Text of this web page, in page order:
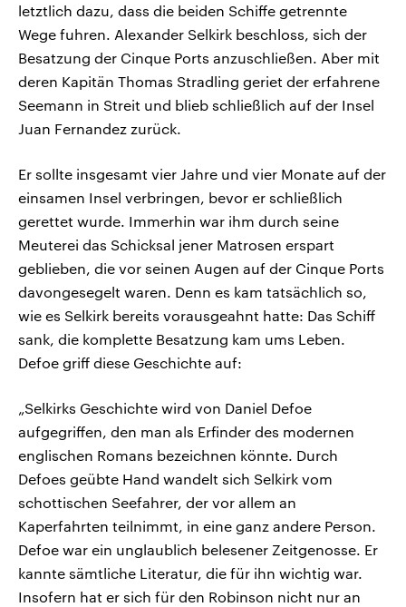
letztlich dazu, dass die beiden Schiffe getrennte
Wege fuhren. Alexander Selkirk beschloss, sich der
Besatzung der Cinque Ports anzuschließen. Aber mit
deren Kapitän Thomas Stradling geriet der erfahrene
Seemann in Streit und blieb schließlich auf der Insel
Juan Fernandez zurück.
Er sollte insgesamt vier Jahre und vier Monate auf der
einsamen Insel verbringen, bevor er schließlich
gerettet wurde. Immerhin war ihm durch seine
Meuterei das Schicksal jener Matrosen erspart
geblieben, die vor seinen Augen auf der Cinque Ports
davongesegelt waren. Denn es kam tatsächlich so,
wie es Selkirk bereits vorausgeahnt hatte: Das Schiff
sank, die komplette Besatzung kam ums Leben.
Defoe griff diese Geschichte auf:
„Selkirks Geschichte wird von Daniel Defoe
aufgegriffen, den man als Erfinder des modernen
englischen Romans bezeichnen könnte. Durch
Defoes geübte Hand wandelt sich Selkirk vom
schottischen Seefahrer, der vor allem an
Kaperfahrten teilnimmt, in eine ganz andere Person.
Defoe war ein unglaublich belesener Zeitgenosse. Er
kannte sämtliche Literatur, die für ihn wichtig war.
Insofern hat er sich für den Robinson nicht nur an